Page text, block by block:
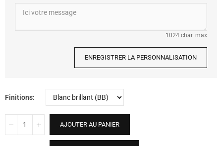
1024 char. max
ENREGISTRER LA PERSONNALISATION
Finitions
AJOUTER AU PANIER